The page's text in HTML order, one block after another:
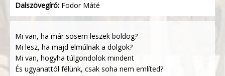
Dalszövegíró: Fodor Máté
Mi van, ha már sosem leszek boldog?
Mi lesz, ha majd elmúlnak a dolgok?
Mi van, hogyha túlgondolok mindent
És ugyanattól félünk, csak soha nem említed?